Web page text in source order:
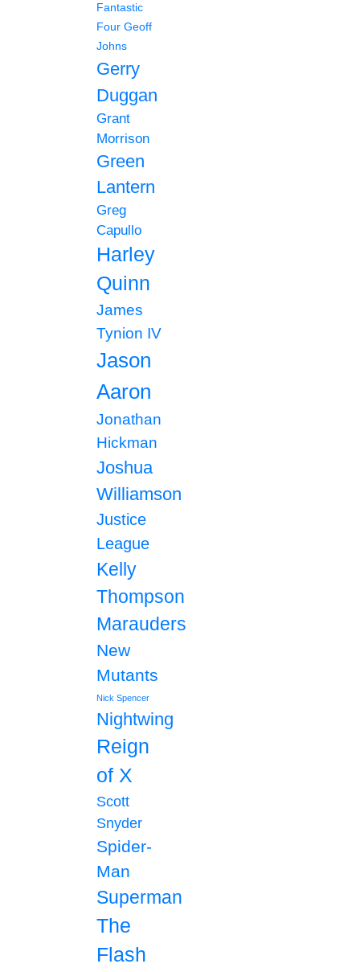
Fantastic
Four Geoff
Johns
Gerry
Duggan
Grant
Morrison
Green
Lantern
Greg
Capullo
Harley
Quinn
James
Tynion IV
Jason
Aaron
Jonathan
Hickman
Joshua
Williamson
Justice
League
Kelly
Thompson
Marauders
New
Mutants
Nick Spencer
Nightwing
Reign
of X
Scott
Snyder
Spider-
Man
Superman
The
Flash